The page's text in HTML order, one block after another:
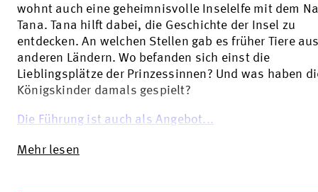
wohnt auch eine geheimnisvolle Inselelfe mit dem
Tana. Tana hilft dabei, die Geschichte der Insel zu
entdecken. An welchen Stellen gab es früher Tiere
anderen Ländern. Wo befanden sich einst die
Lieblingsplätze der Prinzessinnen? Und was haben
Königskinder damals gespielt?
Die Führung ist auch als Angebot...
Mehr lesen